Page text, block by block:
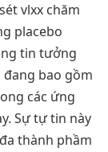
vlxx chăm
placebo
tin tưởng
bao gồm
các ứng
Sự tự tin này
thành phầm